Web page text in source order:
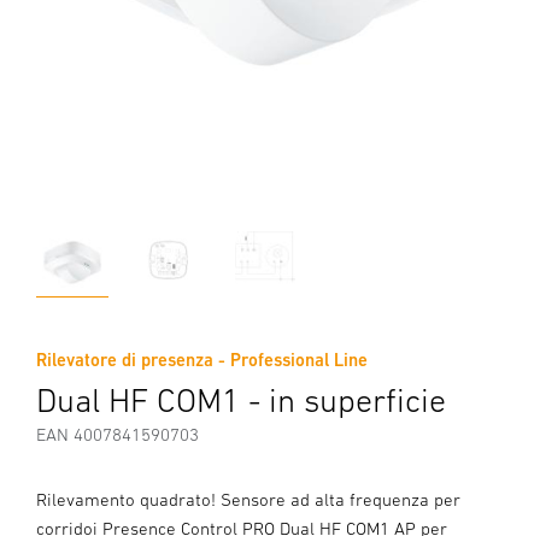
Rilevatore di presenza - Professional Line
Dual HF COM1 - in superficie
EAN 4007841590703
Rilevamento quadrato! Sensore ad alta frequenza per
corridoi Presence Control PRO Dual HF COM1 AP per